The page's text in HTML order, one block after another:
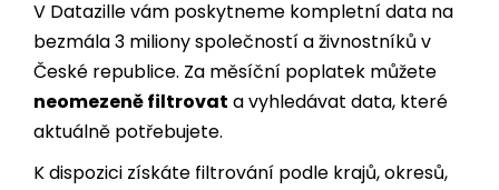
České republice. Za měsíční poplatek můžete
neomezeně filtrovata vyhledávat data, které
aktuálně potřebujete.
K dispozici získáte filtrování podle krajů, okresů,
měst a ulic. Pokud pro vás lokalita není
podstatná, můžete filtrovat podle základního